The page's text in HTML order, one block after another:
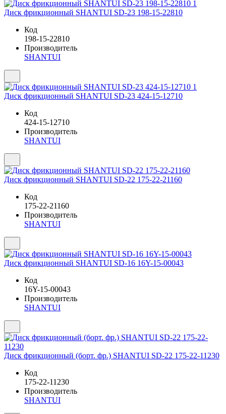
Диск фрикционный SHANTUI SD-23 198-15-22810
Код
198-15-22810
Производитель
SHANTUI
Диск фрикционный SHANTUI SD-23 424-15-12710
Код
424-15-12710
Производитель
SHANTUI
Диск фрикционный SHANTUI SD-22 175-22-21160
Код
175-22-21160
Производитель
SHANTUI
Диск фрикционный SHANTUI SD-16 16Y-15-00043
Код
16Y-15-00043
Производитель
SHANTUI
Диск фрикционный (борт. фр.) SHANTUI SD-22 175-22-11230
Код
175-22-11230
Производитель
SHANTUI